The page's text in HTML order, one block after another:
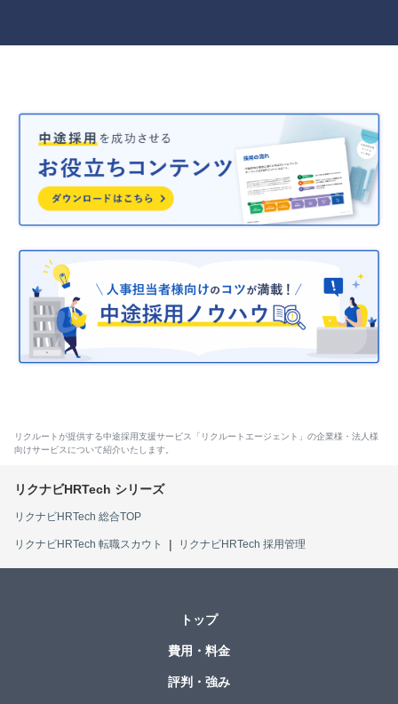
リクルートが提供する中途採用支援サービス「リクルートエージェント」の企業様・法人様
向けサービスについて紹介いたします。
リクナビHRTech 総合TOP
リクナビHRTech 転職スカウト リクナビHRTech 採用管理
トップ
費用・料金
評判・強み